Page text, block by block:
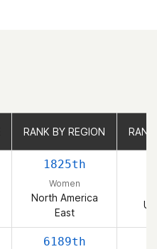
RANK BY REGION
1825th
Women
North America
East
6189th
RANK BY REGION